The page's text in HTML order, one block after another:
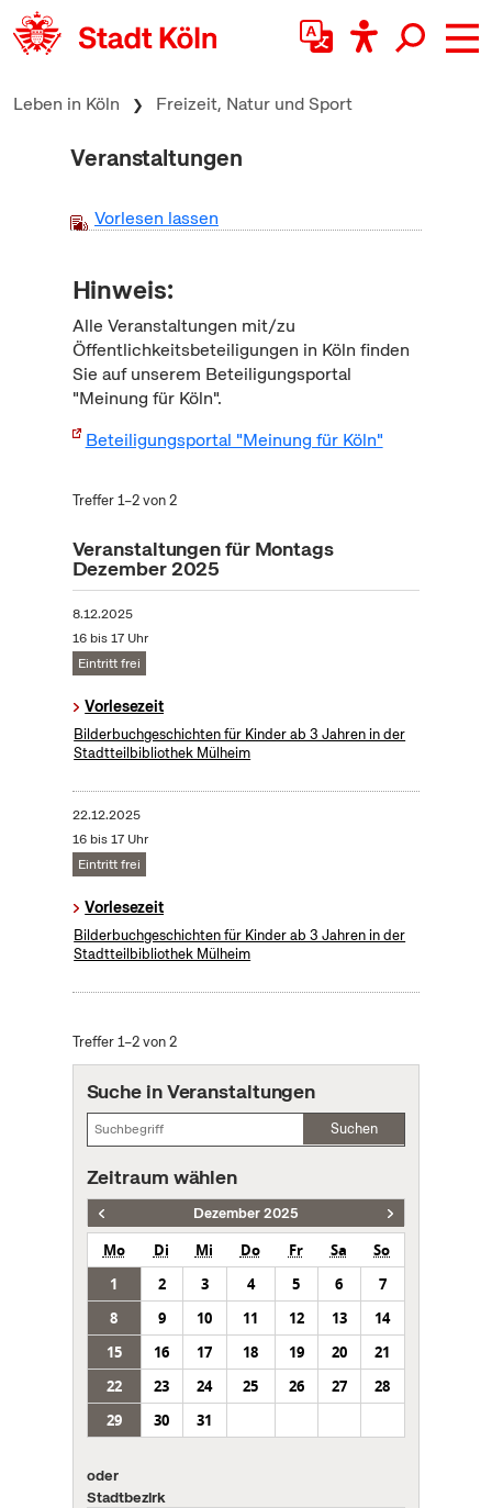
zum Inhalt springen
Leben in Köln Freizeit, Natur und Sport
Veranstaltungen
Vorlesen lassen
Hinweis:
Alle Veranstaltungen mit/zu
Öffentlichkeitsbeteiligungen in Köln finden
Sie auf unserem Beteiligungsportal
"Meinung für Köln".
Beteiligungsportal "Meinung für Köln"
Treffer 1–2 von 2
Veranstaltungen für Montags
Dezember 2025
8.12.2025
16 bis 17 Uhr
Eintritt frei
Vorlesezeit
Bilderbuchgeschichten für Kinder ab 3 Jahren in der
Stadtteilbibliothek Mülheim
22.12.2025
16 bis 17 Uhr
Eintritt frei
Vorlesezeit
Bilderbuchgeschichten für Kinder ab 3 Jahren in der
Stadtteilbibliothek Mülheim
Treffer 1–2 von 2
Suche in Veranstaltungen
Suchen
Zeitraum wählen
Dezember 2025
Mo Di Mi Do Fr Sa
So
1
2 3 4 5 6
7
8
9 10 11 12 13
14
15
16 17 18 19 20
21
22
23 24 25 26 27
28
29
30 31
oder
Stadtbezirk